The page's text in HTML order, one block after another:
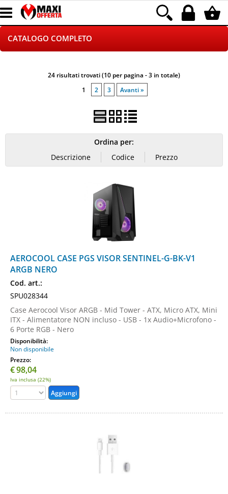
CATALOGO COMPLETO
HOME E VIDEOSORVEGLIANZA
24 risultati trovati (10 per pagina - 3 in totale)
1
2 3 Avanti »
Ordina per:
AEROCOOL CASE PGS VISOR SENTINEL-G-BK-V1
ARGB NERO
Cod. art.:
SPU028344
Case Aerocool Visor ARGB - Mid Tower - ATX, Micro ATX, Mini
ITX - Alimentatore NON incluso - USB - 1x Audio+Microfono -
6 Porte RGB - Nero
Disponibilità:
Non disponibile
Prezzo:
€98,04
Iva inclusa (22%)